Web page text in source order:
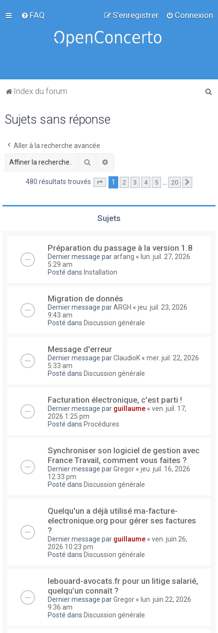
FAQ Connexion
S’enregistrer
Index du forum
Sujets sans réponse
Aller à la recherche avancée
Rechercher
480 résultats trouvés Page sur20
1 2 3 4 5 … 20
Sujets
Préparation du passage à la version 1.8
Dernier message pararfang « lun. juil. 27, 2026
5:29 am
Posté dans Installation
Migration de donnés
Dernier message parARGH « jeu. juil. 23, 2026
9:43 am
Posté dans Discussion générale
Message d'erreur
Dernier message parClaudioK « mer. juil. 22, 2026
5:33 am
Posté dans Discussion générale
Facturation électronique, c'est parti !
Dernier message par guillaume « ven. juil. 17,
2026 1:25 pm
Posté dans Procédures
Synchroniser son logiciel de gestion avec
France Travail, comment vous faites ?
Dernier message parGregor « jeu. juil. 16, 2026
12:33 pm
Posté dans Discussion générale
Quelqu'un a déjà utilisé ma-facture-
electronique.org pour gérer ses factures
?
Dernier message par guillaume « ven. juin 26,
2026 10:23 pm
Posté dans Discussion générale
lebouard-avocats.fr pour un litige salarié,
quelqu’un connaît ?
Dernier message parGregor « lun. juin 22, 2026
9:36 am
Posté dans Discussion générale